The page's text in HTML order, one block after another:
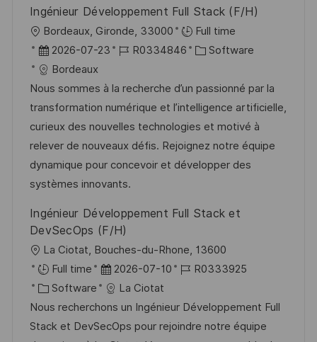
h
u
n
g
r
ö
f
f
e
n
t
l
i
c
h
u
n
g
Ingénieur Développement Full Stack (F/H)
O
r
t
Bordeaux, Gironde, 33000
Full time
D
a
t
u
m
d
e
r
e
f
2026-07-23
J
b
-
I
D
R0334846
K
t
e
g
o
r
Software
Bordeaux
Nous sommes à la recherche d’un passionné par la
transformation numérique et l’intelligence artificielle,
curieux des nouvelles technologies et motivé à
relever de nouveaux défis. Rejoignez notre équipe
dynamique pour concevoir et développer des
systèmes innovants.
Ingénieur Développement Full Stack et
DevSecOps (F/H)
O
r
t
La Ciotat, Bouches-du-Rhone, 13600
Full time
D
a
t
u
2026-07-10
J
b
-
R0333925
K
a
t
Software
La Ciotat
Nous recherchons un Ingénieur Développement Full
Stack et DevSecOps pour rejoindre notre équipe